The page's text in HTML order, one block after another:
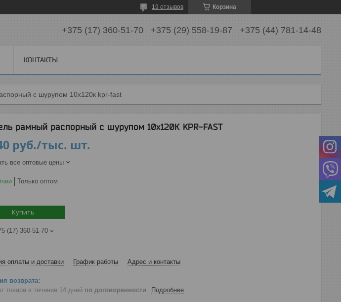
Корзина
19 отзывов
+375 (17) 360-51-70 +375 (29) 558-19-87 +375 (44) 781-14-48
КОНТАКТЫ
с шурупом 10х120к kpr-fast
рамный распорный с шурупом 10х120К KPR-FAST
руб./тыс. шт.
все оптовые цены
Только оптом
Купить
(17) 360-51-70
оплаты и доставки График работы Адрес и контакты
товара в течение 14 дней по договоренности Подробнее